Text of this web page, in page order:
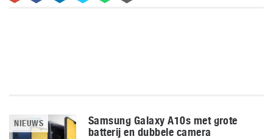
NIEUWS
Samsung Galaxy A10s met grote
batterij en dubbele camera